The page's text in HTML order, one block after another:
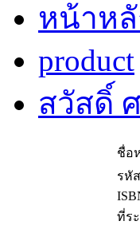
หน้าห
product
สวัสดิ์
ชื่อ
รหั
ที่ร